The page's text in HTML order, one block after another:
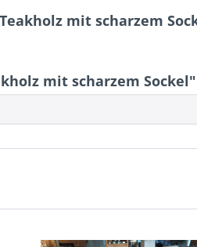
mit scharzem
mit scharzem Sockel"